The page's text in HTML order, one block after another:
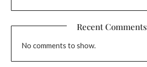
Recent Comments
No comments to show.